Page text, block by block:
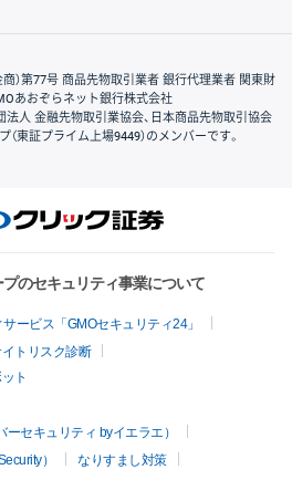
）第77号 商品先物取引業者 銀行代理業者 関東財
あおぞらネット銀行株式会社
法人 金融先物取引業協会、日本商品先物取引協会
東証プライム上場9449）のメンバーです。
のセキュリティ事業について
ービス「GMOセキュリティ24」
トリスク診断
ト
セキュリティ byイエラエ）
）
なりすまし対策